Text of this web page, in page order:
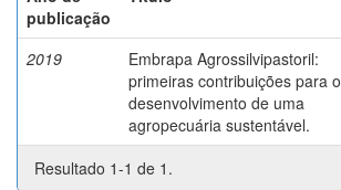
publicação
2019
Embrapa Agrossilvipastoril:
primeiras contribuições para o
desenvolvimento de uma
agropecuária sustentável.
Resultado 1-1 de 1.